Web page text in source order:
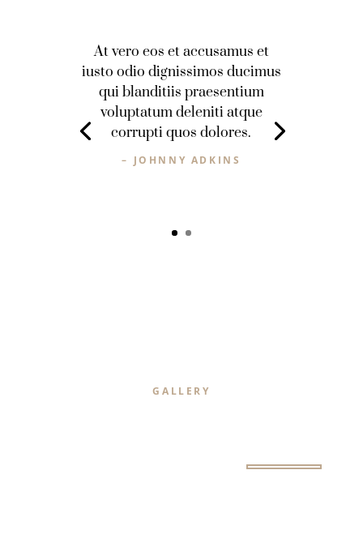
At vero eos et accusamus et
iusto odio dignissimos ducimus
qui blanditiis praesentium
voluptatum deleniti atque
corrupti quos dolores.
– JOHNNY ADKINS
GALLERY